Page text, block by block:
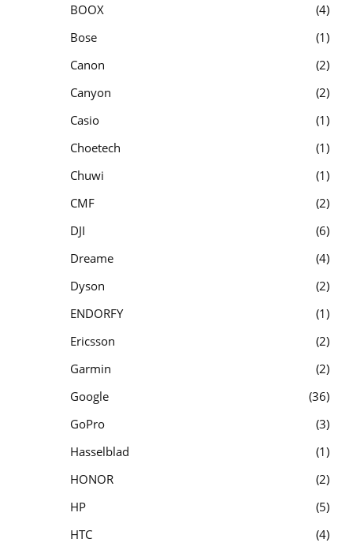
BOOX
4
Bose
1
Canon
2
Canyon
2
Casio
1
Choetech
1
Chuwi
1
CMF
2
DJI
6
Dreame
4
Dyson
2
ENDORFY
1
Ericsson
2
Garmin
2
Google
36
GoPro
3
Hasselblad
1
HONOR
2
HP
5
HTC
4